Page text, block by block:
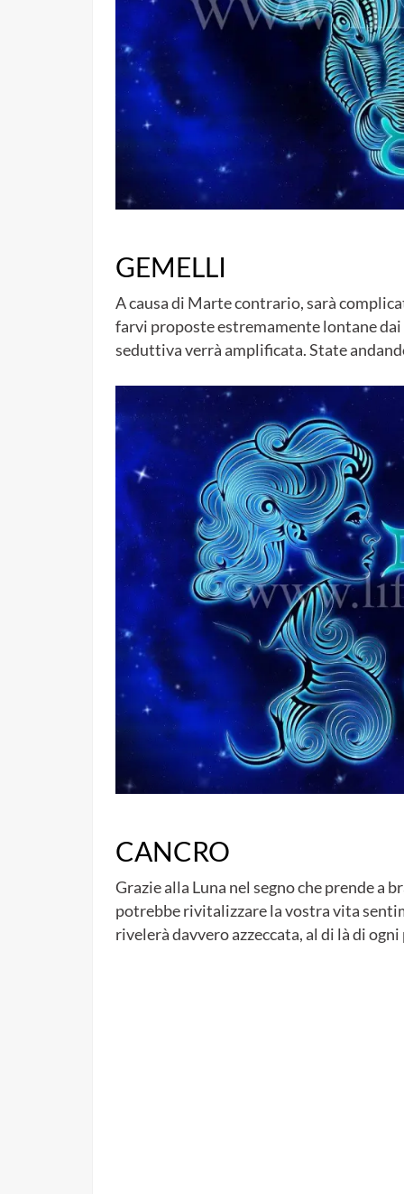
GEMELLI
A causa di Marte contrario, sarà
farvi proposte estremamente lontane
seduttiva verrà amplificata. State
CANCRO
Grazie alla Luna nel segno che prende a
potrebbe rivitalizzare la vostra vita
rivelerà davvero azzeccata, al di là di